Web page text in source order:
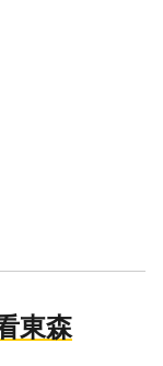
東森